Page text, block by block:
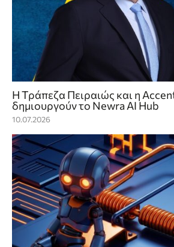
Η Τράπεζα Πειραιώς και η
δημιουργούν το Newra AI Hub
10.07.2026